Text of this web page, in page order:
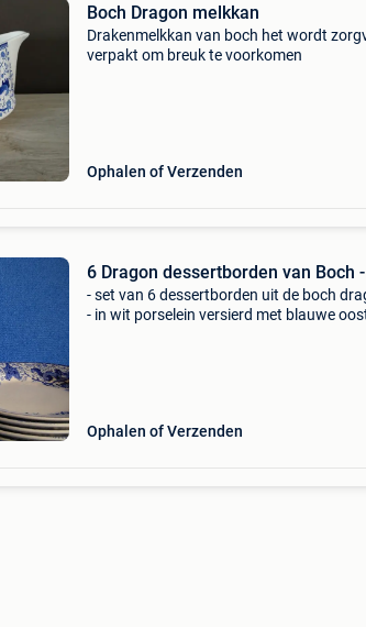
Boch Dragon melkkan
Drakenmelkkan van boch het wordt
verpakt om breuk te voorkomen
Ophalen of Verzenden
6 Dragon dessertborden van Boch
- set van 6 dessertborden uit de boch
- in wit porselein versierd met blauwe
Ophalen of Verzenden